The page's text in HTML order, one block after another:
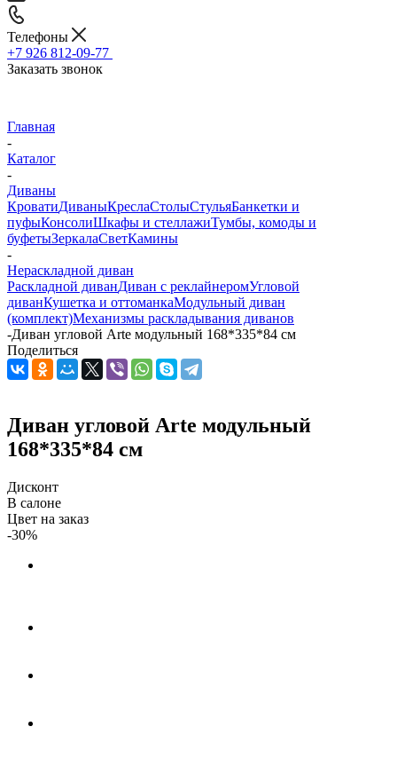
Телефоны
+7 926 812-09-77
Заказать звонок
Главная
-
Каталог
-
Диваны
КроватиДиваныКреслаСтолыСтульяБанкетки и
пуфыКонсолиШкафы и стеллажиТумбы, комоды и
буфетыЗеркалаСветКамины
-
Нераскладной диван
Раскладной диванДиван с реклайнеромУгловой
диванКушетка и оттоманкаМодульный диван
(комплект)Механизмы раскладывания диванов
-Диван угловой Arte модульный 168*335*84 см
Поделиться
Диван угловой Arte модульный
168*335*84 см
Дисконт
В салоне
Цвет на заказ
-30%